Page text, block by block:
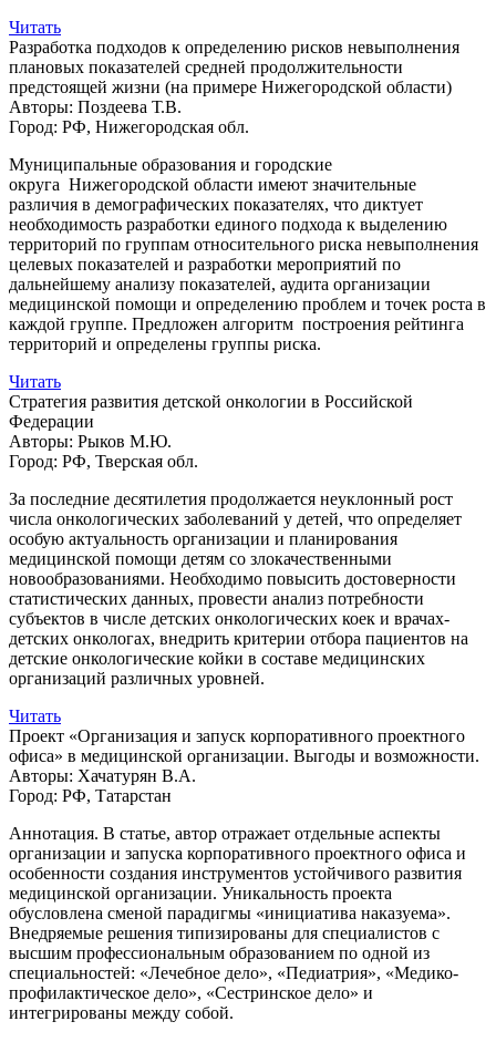
Читать
Разработка подходов к определению рисков невыполнения
плановых показателей средней продолжительности
предстоящей жизни (на примере Нижегородской области)
Авторы: Поздеева Т.В.
Город: РФ, Нижегородская обл.
Муниципальные образования и городские
округа Нижегородской области имеют значительные
различия в демографических показателях, что диктует
необходимость разработки единого подхода к выделению
территорий по группам относительного риска невыполнения
целевых показателей и разработки мероприятий по
дальнейшему анализу показателей, аудита организации
медицинской помощи и определению проблем и точек роста в
каждой группе. Предложен алгоритм построения рейтинга
территорий и определены группы риска.
Читать
Стратегия развития детской онкологии в Российской
Федерации
Авторы: Рыков М.Ю.
Город: РФ, Тверская обл.
За последние десятилетия продолжается неуклонный рост
числа онкологических заболеваний у детей, что определяет
особую актуальность организации и планирования
медицинской помощи детям со злокачественными
новообразованиями. Необходимо повысить достоверности
статистических данных, провести анализ потребности
субъектов в числе детских онкологических коек и врачах-
детских онкологах, внедрить критерии отбора пациентов на
детские онкологические койки в составе медицинских
организаций различных уровней.
Читать
Проект «Организация и запуск корпоративного проектного
офиса» в медицинской организации. Выгоды и возможности.
Авторы: Хачатурян В.А.
Город: РФ, Татарстан
Аннотация. В статье, автор отражает отдельные аспекты
организации и запуска корпоративного проектного офиса и
особенности создания инструментов устойчивого развития
медицинской организации. Уникальность проекта
обусловлена сменой парадигмы «инициатива наказуема».
Внедряемые решения типизированы для специалистов с
высшим профессиональным образованием по одной из
специальностей: «Лечебное дело», «Педиатрия», «Медико-
профилактическое дело», «Сестринское дело» и
интегрированы между собой.